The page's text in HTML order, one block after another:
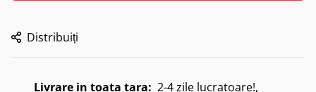
Distribuiți
Livrare in toata tara: 2-4 zile lucratoare!,